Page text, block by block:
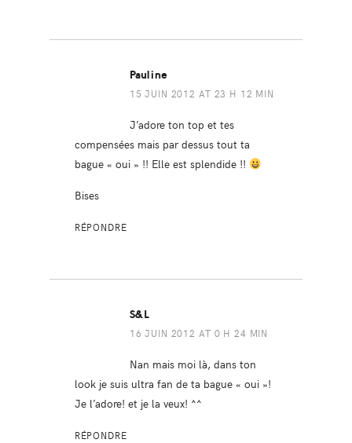
Pauline
15 JUIN 2012 AT 23 H 12 MIN
J’adore ton top et tes
compensées mais par dessus tout ta
bague « oui » !! Elle est splendide !!
Bises
RÉPONDRE
S&L
16 JUIN 2012 AT 0 H 24 MIN
Nan mais moi là, dans ton
look je suis ultra fan de ta bague « oui »!
Je l’adore! et je la veux! ^^
RÉPONDRE